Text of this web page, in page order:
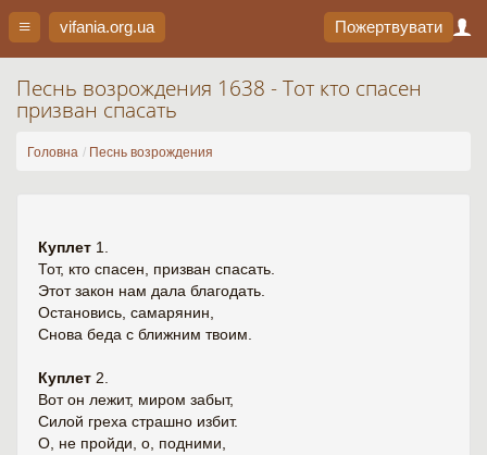
vifania.org.ua Пожертвувати
Песнь возрождения 1638 - Тот кто спасен
призван спасать
Головна Песнь возрождения
Куплет 1.
Тот, кто спасен, призван спасать.
Этот закон нам дала благодать.
Остановись, самарянин,
Снова беда с ближним твоим.
Куплет 2.
Вот он лежит, миром забыт,
Силой греха страшно избит.
О, не пройди, о, подними,